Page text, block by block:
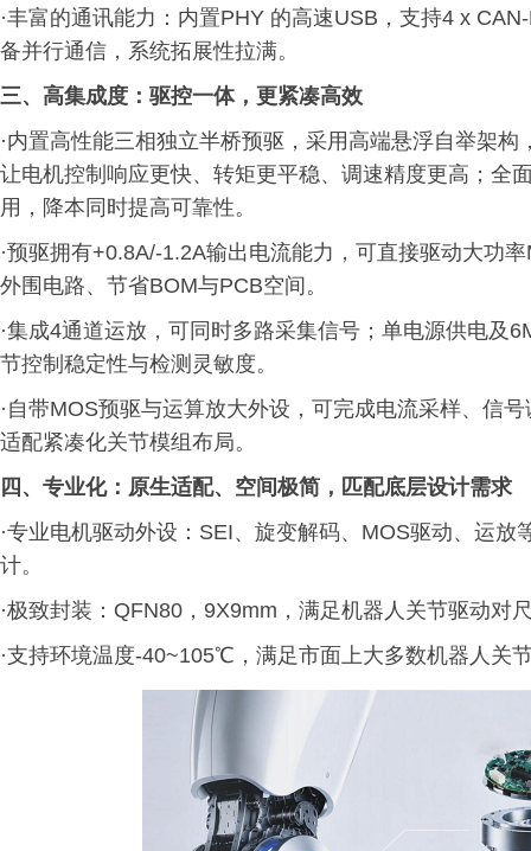
·丰富的通讯能力：内置PHY 的高速USB，支持4 x
备并行通信，系统拓展性拉满。
三、高集成度：驱控一体，更紧凑高效
·内置高性能三相独立半桥预驱，采用高端悬浮自举架
让电机控制响应更快、转矩更平稳、调速精度更高；全
用，降本同时提高可靠性。
·预驱拥有+0.8A/-1.2A输出电流能力，可直接驱动大功
外围电路、节省BOM与PCB空间。
·集成4通道运放，可同时多路采集信号；单电源供电及
节控制稳定性与检测灵敏度。
·自带MOS预驱与运算放大外设，可完成电流采样、信
适配紧凑化关节模组布局。
四、专业化：原生适配、空间极简，匹配底层设计需求
·专业电机驱动外设：SEI、旋变解码、MOS驱动、运
计。
·极致封装：QFN80，9X9mm，满足机器人关节驱动对
·支持环境温度-40~105℃，满足市面上大多数机器人关